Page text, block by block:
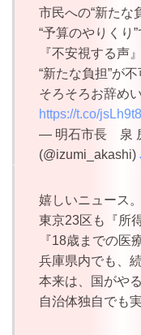
市民への“新たな
“予算のやりくり
『不安視する声
“新たな負担”が
そろそろお辞め
https://t.co/
— 明石市長 泉
(@izumi_akashi)
嬉しいニュース。
東京23区も『所
『18歳までの医
兵庫県内でも、
本来は、国がや
自治体独自でも